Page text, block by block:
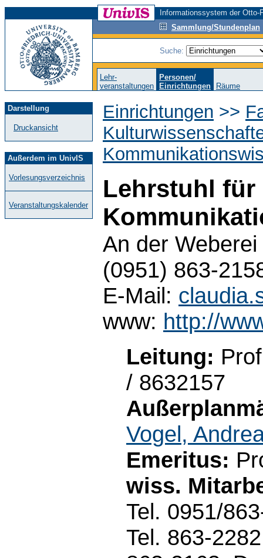
Informationssystem der
Sammlung/Stundenplan
Suche:
Lehr-
veranstaltungen
Personen/
Einrichtungen
Räume
Darstellung
Druckansicht
Außerdem im UnivIS
Vorlesungsverzeichnis
Veranstaltungskalender
Einrichtungen >>
Lehrstuhl für
An der
(0951) 863-
E-Mail:
www: http://
Leitung:
/ 8632157
Vogel,
Emeritus:
wiss.
Tel. 0951/
Tel. 863-